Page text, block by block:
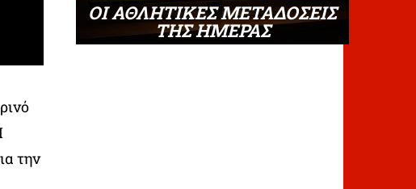
την
ΟΙ ΑΘΛΗΤΙΚΕΣ ΜΕΤΑΔΟΣΕΙΣ
ΤΗΣ ΗΜΕΡΑΣ